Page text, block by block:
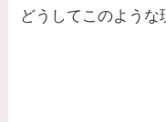
どうしてこのような